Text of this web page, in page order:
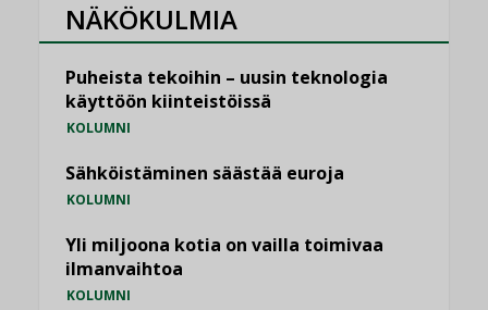
NÄKÖKULMIA
Puheista tekoihin – uusin teknologia
käyttöön kiinteistöissä
KOLUMNI
Sähköistäminen säästää euroja
KOLUMNI
Yli miljoona kotia on vailla toimivaa
ilmanvaihtoa
KOLUMNI